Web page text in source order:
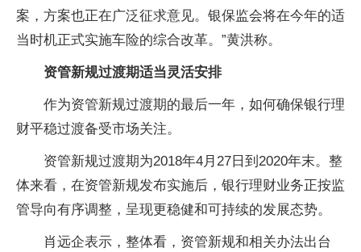
案，方案也正在广泛征求意见。银保监会将在今年的适
当时机正式实施车险的综合改革。”黄洪称。
资管新规过渡期适当灵活安排
作为资管新规过渡期的最后一年，如何确保银行理
财平稳过渡备受市场关注。
资管新规过渡期为2018年4月27日到2020年末。整
体来看，在资管新规发布实施后，银行理财业务正按监
管导向有序调整，呈现更稳健和可持续的发展态势。
肖远企表示，整体看，资管新规和相关办法出台